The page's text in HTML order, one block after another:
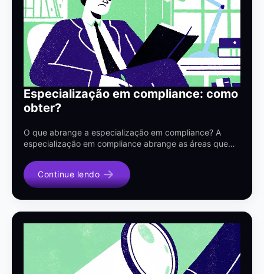
Especialização em compliance: como
obter?
O que abrange a especialização em compliance? A
especialização em compliance abrange as áreas que…
Continue lendo